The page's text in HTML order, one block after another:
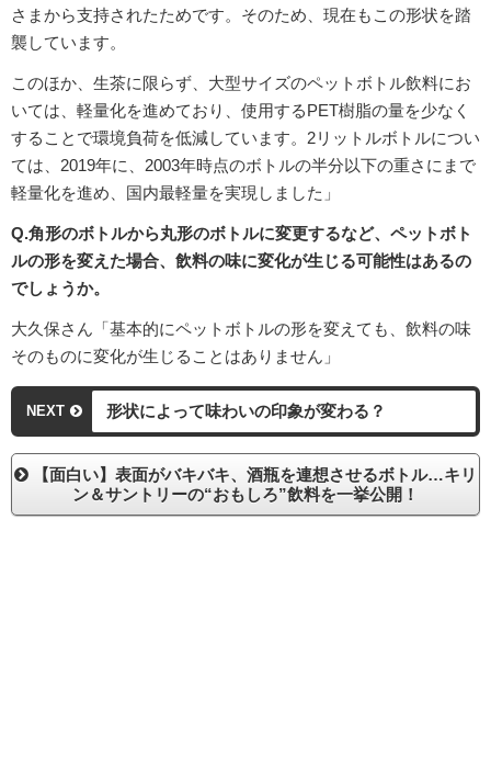
さまから支持されたためです。そのため、現在もこの形状を踏
襲しています。
このほか、生茶に限らず、大型サイズのペットボトル飲料にお
いては、軽量化を進めており、使用するPET樹脂の量を少なく
することで環境負荷を低減しています。2リットルボトルについ
ては、2019年に、2003年時点のボトルの半分以下の重さにまで
軽量化を進め、国内最軽量を実現しました」
Q.角形のボトルから丸形のボトルに変更するなど、ペットボト
ルの形を変えた場合、飲料の味に変化が生じる可能性はあるの
でしょうか。
大久保さん「基本的にペットボトルの形を変えても、飲料の味
そのものに変化が生じることはありません」
NEXT 形状によって味わいの印象が変わる？
【面白い】表面がバキバキ、酒瓶を連想させるボトル…キリ
ン＆サントリーの“おもしろ”飲料を一挙公開！